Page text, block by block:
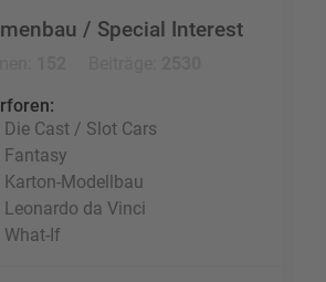
/ Special Interest
Die Cast / Slot Cars
Fantasy
Karton-Modellbau
Leonardo da Vinci
What-If